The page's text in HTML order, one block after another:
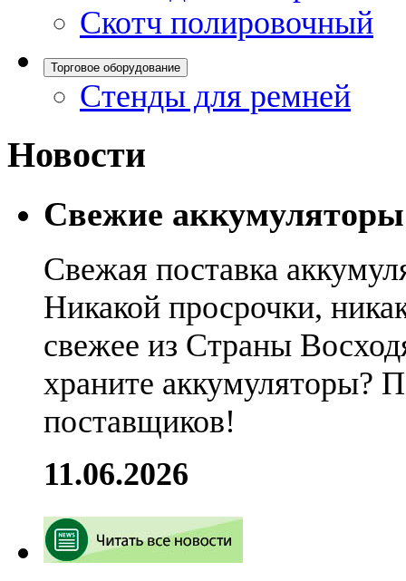
Скотч полировочный
Торговое оборудование
Стенды для ремней
Новости
Свежие
Свежая поставка
Никакой просрочки,
свежее из Страны
храните аккумуляторы?
поставщиков!
11.06.2026